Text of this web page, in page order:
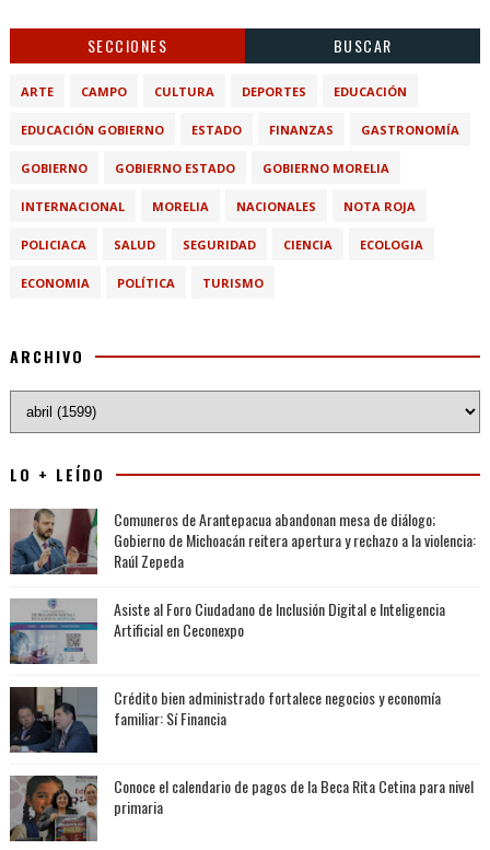
SECCIONES BUSCAR
ARTE CAMPO CULTURA DEPORTES EDUCACIÓN
EDUCACIÓN GOBIERNO ESTADO FINANZAS GASTRONOMÍA
GOBIERNO GOBIERNO ESTADO GOBIERNO MORELIA
INTERNACIONAL MORELIA NACIONALES NOTA ROJA
POLICIACA SALUD SEGURIDAD CIENCIA ECOLOGIA
ECONOMIA POLÍTICA TURISMO
ARCHIVO
LO + LEÍDO
Comuneros de Arantepacua abandonan mesa de diálogo;
Gobierno de Michoacán reitera apertura y rechazo a la violencia:
Raúl Zepeda
Asiste al Foro Ciudadano de Inclusión Digital e Inteligencia
Artificial en Ceconexpo
Crédito bien administrado fortalece negocios y economía
familiar: Sí Financia
Conoce el calendario de pagos de la Beca Rita Cetina para nivel
primaria